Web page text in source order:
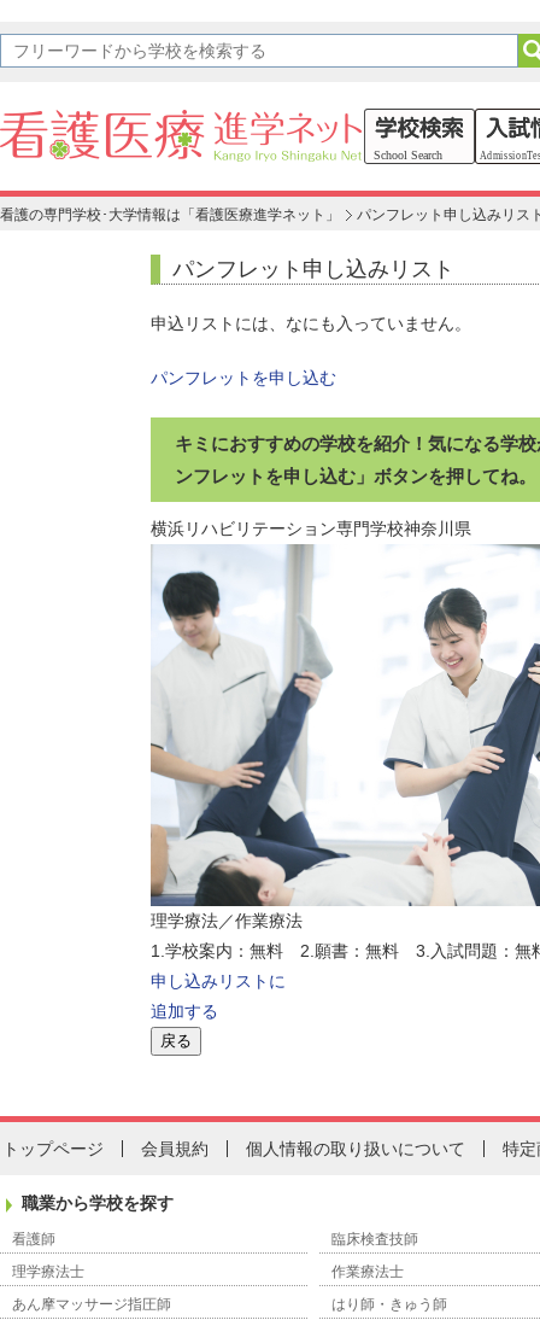
看護の専門学校･大学情報は「看護医療進学ネット」 パンフレット申し込みリス
パンフレット申し込みリスト
申込リストには、なにも入っていません。
パンフレットを申し込む
キミにおすすめの学校を紹介！気になる学
ンフレットを申し込む」ボタンを押してね。
横浜リハビリテーション専門学校神奈川県
理学療法／作業療法
1.学校案内：無料 2.願書：無料 3.入試問題：無
申し込みリストに
追加する
トップページ 会員規約 個人情報の取り扱いについて 特定
職業から学校を探す
看護師
臨床検査技師
理学療法士
作業療法士
あん摩マッサージ指圧師
はり師・きゅう師